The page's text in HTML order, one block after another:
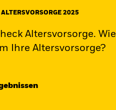
2025
Altersvorsorge. Wie
Ihre Altersvorsorge?